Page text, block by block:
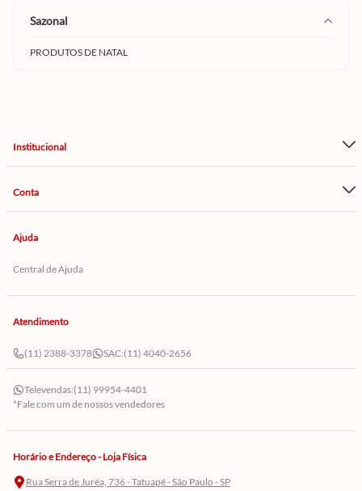
sazonal
PRODUTOS DE NATAL
Institucional
Conta
Ajuda
Central de Ajuda
Atendimento
(11) 2388-3378 SAC:(11) 4040-2656
Televendas:(11) 99954-4401
*Fale com um de nossos vendedores
Horário e Endereço - Loja Física
Rua Serra de Juréa, 736 - Tatuapé - São Paulo - SP